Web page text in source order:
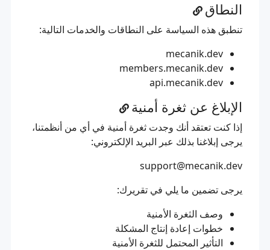
النطاق
تنطبق هذه السياسة على النطاقات والخدمات التالية:
mecanik.dev
members.mecanik.dev
api.mecanik.dev
الإبلاغ عن ثغرة أمنية
إذا كنت تعتقد أنك وجدت ثغرة أمنية في أي من أنظمتنا،
يرجى إبلاغنا بذلك عبر البريد الإلكتروني:
support@mecanik.dev
يرجى تضمين ما يلي في تقريرك:
وصف الثغرة الأمنية
خطوات إعادة إنتاج المشكلة
التأثير المحتمل للثغرة الأمنية